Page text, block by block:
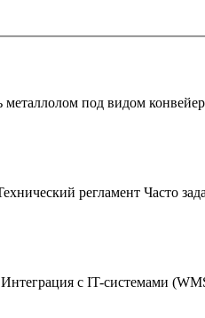
под видом
регламент Часто
с IT-системами